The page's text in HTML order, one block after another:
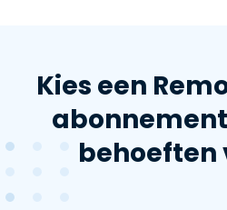
Kies een
behoeften